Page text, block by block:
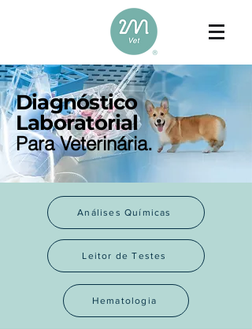
Diagnóstico
Laboratorial
Para Veterinária.
Análises Químicas
Leitor de Testes
Hematologia